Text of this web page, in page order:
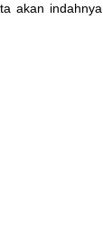
akan indahnya